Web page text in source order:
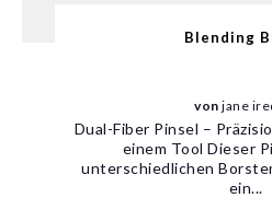
Blending
vonjane
Dual-Fiber Pinsel –
einem Tool Dieser
unterschiedlichen
ein...